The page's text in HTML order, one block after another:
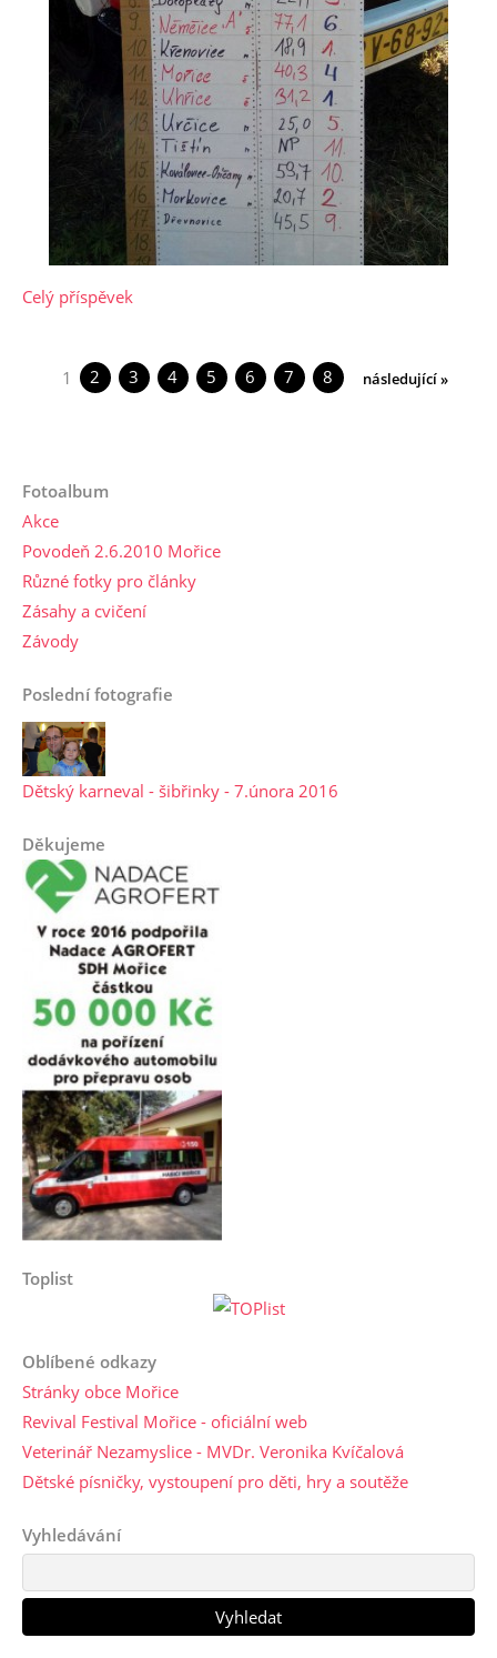
Celý příspěvek
1 2 3 4 5 6 7 8 následující »
Fotoalbum
Akce
Povodeň 2.6.2010 Mořice
Různé fotky pro články
Zásahy a cvičení
Závody
Poslední fotografie
Dětský karneval - šibřinky - 7.února 2016
Děkujeme
Toplist
Oblíbené odkazy
Stránky obce Mořice
Revival Festival Mořice - oficiální web
Veterinář Nezamyslice - MVDr. Veronika Kvíčalová
Dětské písničky, vystoupení pro děti, hry a soutěže
Vyhledávání